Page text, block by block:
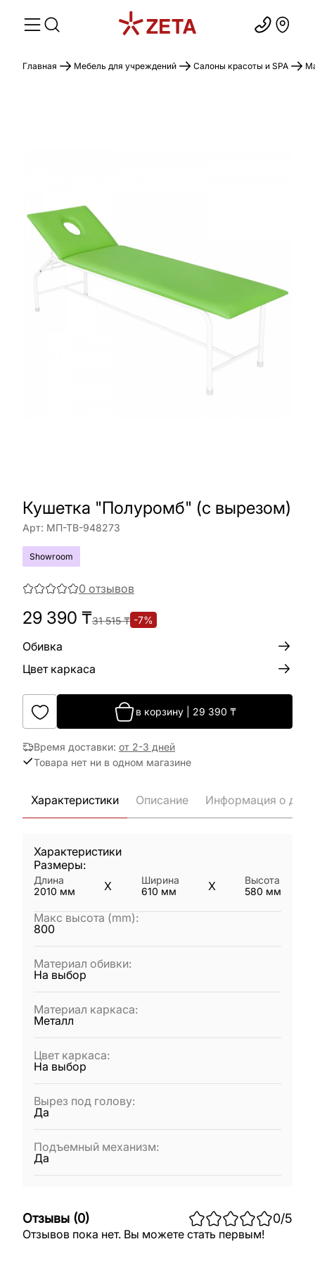
Главная Мебель для учреждений Салоны красоты и SPA
Кушетка "Полуромб" (с вырезом)
Арт: МП-ТВ-948273
Showroom
0 отзывов
29 390 ₸31 515₸ -7%
Обивка
Цвет каркаса
в корзину 29 390 ₸
Время доставки: от 2-3 дней
Товара нет ни в одном магазине
Характеристики Описание Информация о
Характеристики
Размеры:
Длина
2010 мм X
Ширина
610 мм X
Высота
580 мм
Макс высота (mm):
800
Материал обивки:
На выбор
Материал каркаса:
Металл
Цвет каркаса:
На выбор
Вырез под голову:
Да
Подъемный механизм:
Да
Отзывы (0) 0/5
Отзывов пока нет. Вы можете стать первым!